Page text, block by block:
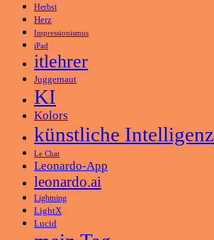
Herbst
Herz
Impressionismus
iPad
itlehrer
Juggernaut
KI
Kolors
künstliche Intelligenz
Le Chat
Leonardo-App
leonardo.ai
Lightning
LightX
Lucid